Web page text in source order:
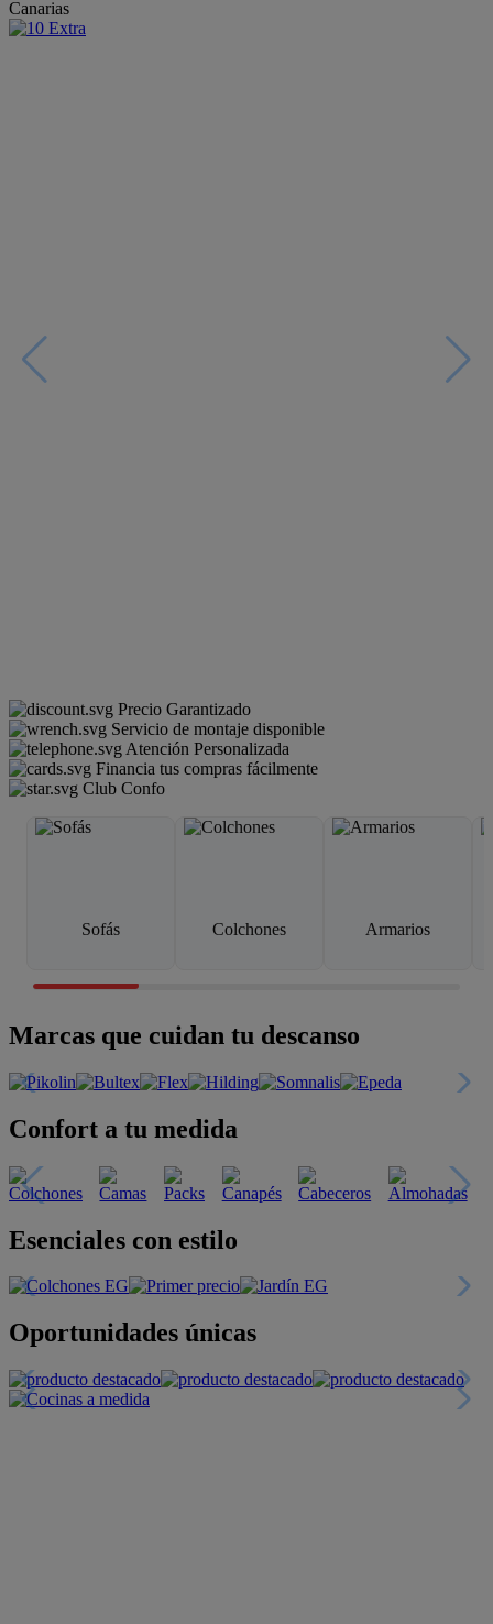
Canarias
Precio Garantizado
Servicio de montaje disponible
Atención Personalizada
Financia tus compras fácilmente
Club Confo
Sofás Colchones Armarios
Marcas que cuidan tu descanso
Confort a tu medida
Esenciales con estilo
Oportunidades únicas